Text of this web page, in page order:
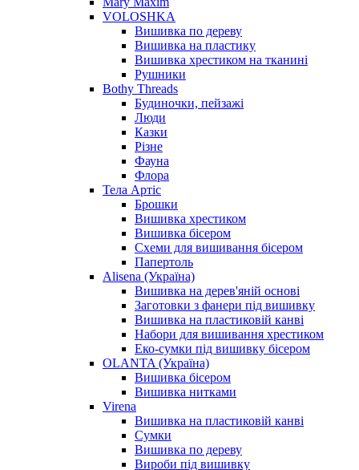
VOLOSHKA
Вишивка по дереву
Вишивка на пластику
Вишивка хрестиком на тканині
Рушники
Bothy Threads
Будиночки, пейзажі
Люди
Казки
Різне
Фауна
Флора
Тела Артіс
Брошки
Вишивка хрестиком
Вишивка бісером
Схеми для вишивання бісером
Папертоль
Alisena (Україна)
Вишивка на дерев'яній основі
Заготовки з фанери під вишивку
Вишивка на пластиковій канві
Набори для вишивання хрестиком
Еко-сумки під вишивку бісером
OLANTA (Україна)
Вишивка бісером
Вишивка нитками
Virena
Вишивка на пластиковій канві
Сумки
Вишивка по дереву
Вироби під вишивку